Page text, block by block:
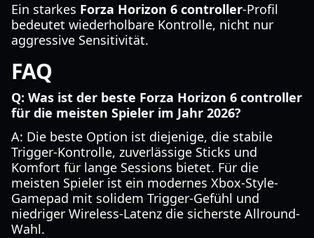
Ein starkes Forza Horizon 6 controller-Profil
bedeutet wiederholbare Kontrolle, nicht nur
aggressive Sensitivität.
FAQ
Q: Was ist der beste Forza Horizon 6 controller
für die meisten Spieler im Jahr 2026?
A: Die beste Option ist diejenige, die stabile
Trigger-Kontrolle, zuverlässige Sticks und
Komfort für lange Sessions bietet. Für die
meisten Spieler ist ein modernes Xbox-Style-
Gamepad mit solidem Trigger-Gefühl und
niedriger Wireless-Latenz die sicherste Allround-
Wahl.